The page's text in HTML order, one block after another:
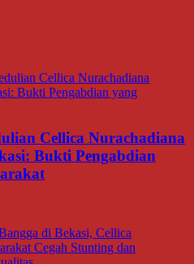
Cellica Nurachadiana
Bukti Pengabdian